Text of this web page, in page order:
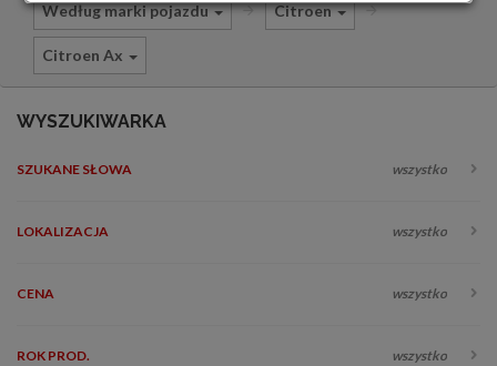
OFERTA DLA FIRM
Według marki pojazdu Citroen
Citroen Ax
WYSZUKIWARKA
SZUKANE SŁOWA wszystko
LOKALIZACJA wszystko
CENA wszystko
ROK PROD. wszystko